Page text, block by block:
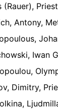
(Rauer),
Antony,
Iwan
Dimitry,